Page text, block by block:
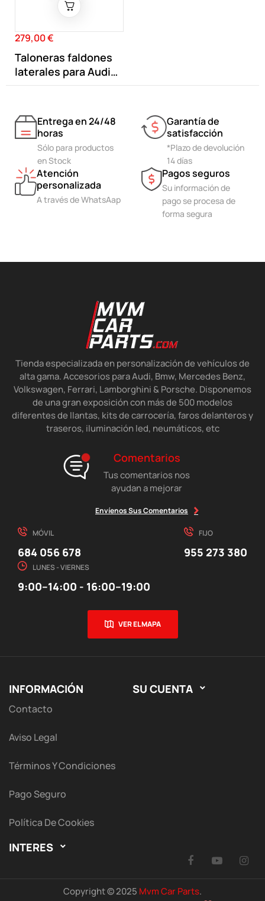
Precio
279,00 €
Taloneras faldones
laterales para Audi
A7 Look RS7
Entrega en 24/48
horas
Sólo para productos
en Stock
Garantía de
satisfacción
*Plazo de devolución
14 días
Atención
personalizada
A través de WhatsAap
Pagos seguros
Su información de
pago se procesa de
forma segura
Tienda especializada en personalización de vehículos de
alta gama. Accesorios para Audi, Bmw, Mercedes Benz,
Volkswagen, Ferrari, Lamborghini & Porsche. Disponemos
de una gran exposición con más de 500 modelos
diferentes de llantas, kits de carrocería, faros delanteros y
traseros, iluminación led, neumáticos, etc
Comentarios
Tus comentarios nos
ayudan a mejorar
Envíenos Sus Comentarios
MÓVIL
684 056 678
FIJO
955 273 380
LUNES - VIERNES
9:00–14:00 - 16:00–19:00
VER EL MAPA
INFORMACIÓN
Contacto
Aviso Legal
Términos Y Condiciones
Pago Seguro
Política De Cookies
SU CUENTA 
INTERES 
Facebook
Copyright © 2025 Mvm Car Parts.